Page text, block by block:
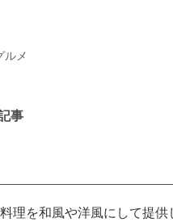
ルメ
事
理を和風や洋風にして提供